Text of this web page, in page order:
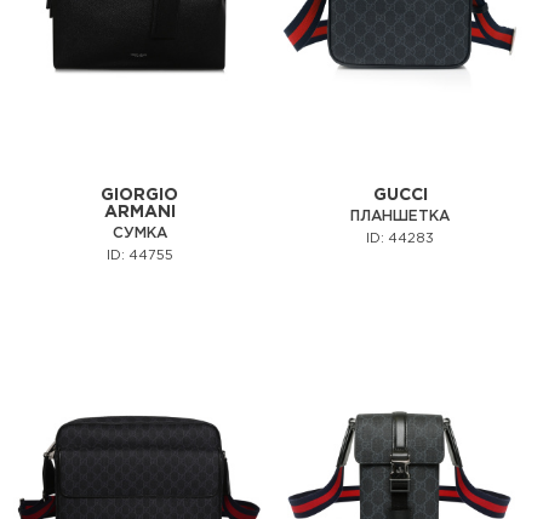
GIORGIO
ARMANI
СУМКА
ID: 44755
GUCCI
ПЛАНШЕТКА
ID: 44283